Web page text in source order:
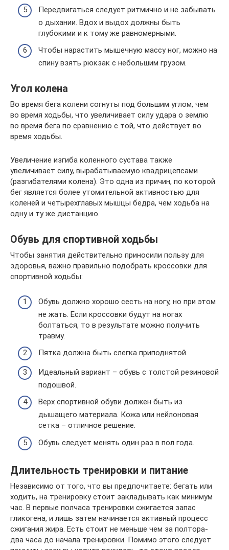
Передвигаться следует ритмично и не забывать
о дыхании. Вдох и выдох должны быть
глубокими и к тому же равномерными.
Чтобы нарастить мышечную массу ног, можно на
спину взять рюкзак с небольшим грузом.
Угол колена
Во время бега колени согнуты под большим углом, чем
во время ходьбы, что увеличивает силу удара о землю
во время бега по сравнению с той, что действует во
время ходьбы.
Увеличение изгиба коленного сустава также
увеличивает силу, вырабатываемую квадрицепсами
(разгибателями колена). Это одна из причин, по которой
бег является более утомительной активностью для
коленей и четырехглавых мышцы бедра, чем ходьба на
одну и ту же дистанцию.
Обувь для спортивной ходьбы
Чтобы занятия действительно приносили пользу для
здоровья, важно правильно подобрать кроссовки для
спортивной ходьбы:
Обувь должно хорошо сесть на ногу, но при этом
не жать. Если кроссовки будут на ногах
болтаться, то в результате можно получить
травму.
Пятка должна быть слегка приподнятой.
Идеальный вариант – обувь с толстой резиновой
подошвой.
Верх спортивной обуви должен быть из
дышащего материала. Кожа или нейлоновая
сетка – отличное решение.
Обувь следует менять один раз в пол года.
Длительность тренировки и питание
Независимо от того, что вы предпочитаете: бегать или
ходить, на тренировку стоит закладывать как минимум
час. В первые полчаса тренировки сжигается запас
гликогена, и лишь затем начинается активный процесс
сжигания жира. Есть стоит не меньше чем за полтора-
два часа до начала тренировки. Помимо этого следует